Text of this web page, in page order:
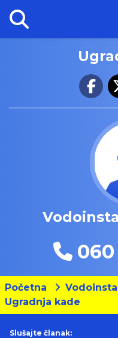
Početna
Ugradnja kade
Slušajte članak: